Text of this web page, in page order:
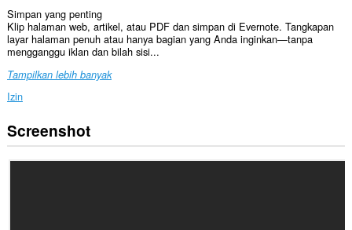
Simpan yang penting
Klip halaman web, artikel, atau PDF dan simpan di Evernote. Tangkapan
layar halaman penuh atau hanya bagian yang Anda inginkan—tanpa
mengganggu iklan dan bilah sisi...
Tampilkan lebih banyak
Izin
Ekstensi
ini
Screenshot